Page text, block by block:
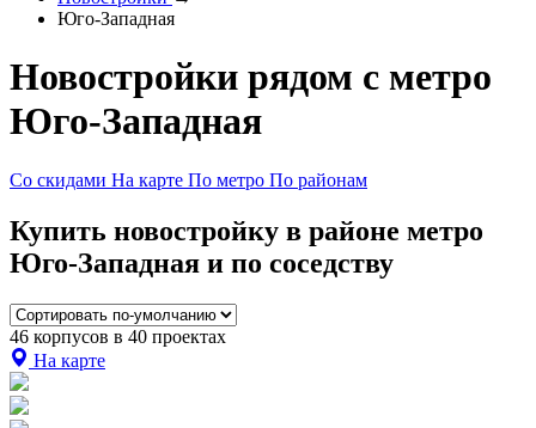
Юго-Западная
Новостройки рядом с метро
Юго-Западная
Со скидами На карте По метро По районам
Купить новостройку в районе метро
Юго-Западная и по соседству
46 корпусов в 40 проектах
На карте